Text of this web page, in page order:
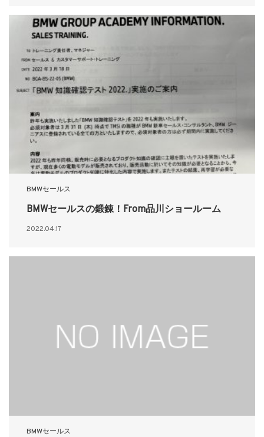
BMWセールス
BMWセールスの鍛錬！From品川ショールーム
2022.04.17
BMWセールス